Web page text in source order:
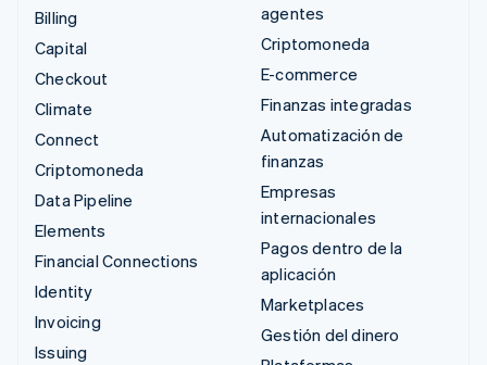
Billing
Capital
Checkout
Climate
Connect
Criptomoneda
Data Pipeline
Elements
Financial Connections
Identity
Invoicing
Issuing
agentes
Criptomoneda
E-commerce
Finanzas integradas
Automatización de
finanzas
Empresas
internacionales
Pagos dentro de la
aplicación
Marketplaces
Gestión del dinero